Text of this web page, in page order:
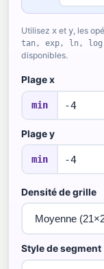
Utilisez xet y, les
tan, exp, ln,
disponibles.
Plage x
min
Plage y
min
Densité de grille
Style de segment